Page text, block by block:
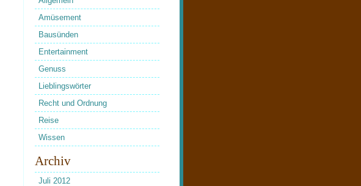
Amüsement
Bausünden
Entertainment
Genuss
Lieblingswörter
Recht und Ordnung
Reise
Wissen
Archiv
Juli 2012